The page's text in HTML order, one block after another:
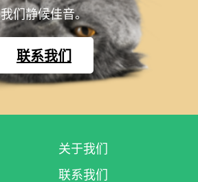
我们静候佳音。
联系我们
关于我们
联系我们